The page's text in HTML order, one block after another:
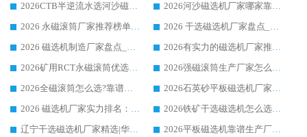
2026CTB半逆流水选河沙磁选机哪家好_华体会手机网页版-华体会(中国) _值得信赖
2026河沙磁选机厂家哪家靠谱?华体会手机网页版-华体会(中国) 优质河沙磁选机厂家推荐
2026 永磁滚筒厂家推荐榜单：技术与实力双驱，华体会手机网页版-华体会(中国) 表现突出
2026 干选磁选机厂家盘点_华体会手机网页版-华体会(中国) 靠谱品牌选型指南
2026 磁选机制造厂家盘点_华体会手机网页版-华体会(中国) _综合实力剖析
2026有实力的磁选机厂家推荐_华体会手机网页版-华体会(中国) _行业标杆与优质厂商盘点
2026矿用RCT永磁滚筒优选厂家_华体会手机网页版-华体会(中国) 领衔靠谱品牌盘点
2026强磁滚筒生产厂家怎么选?行业口碑推荐华体会手机网页版-华体会(中国)
2026全磁滚筒怎么选?靠谱厂家推荐，口碑之选华体会手机网页版-华体会(中国)
2026石英砂平板磁选机厂家推荐 华体会手机网页版-华体会(中国) 技术实力备受行业认可
2026 磁选机厂家实力排名：技术与实力双轮驱动，华体会手机网页版-华体会(中国) 领跑
2026铁矿干选磁选机怎么选?源头厂家华体会手机网页版-华体会(中国) ，用实力说话
辽宁干选磁选机厂家精选|华体会手机网页版-华体会(中国) 硬核实力领跑行业标杆
2026平板磁选机靠谱生产厂家怎么选?行业标杆华体会手机网页版-华体会(中国) ，凭硬实力脱颖而出